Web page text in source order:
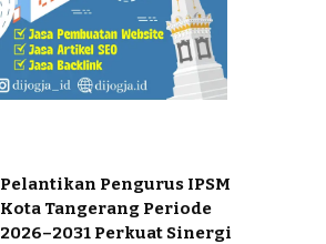
Pelantikan Pengurus IPSM
Kota Tangerang Periode
2026–2031 Perkuat Sinergi